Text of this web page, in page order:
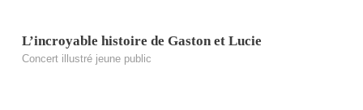
L’incroyable histoire de Gaston et Lucie
Concert illustré jeune public